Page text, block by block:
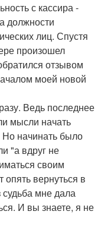
с кассира -
должности
лиц. Спустя
произошел
отзывом
моей новой
Ведь последнее
мысли начать
начинать было
"а вдруг не
своим
вернуться в
судьба мне дала
И вы знаете, я не